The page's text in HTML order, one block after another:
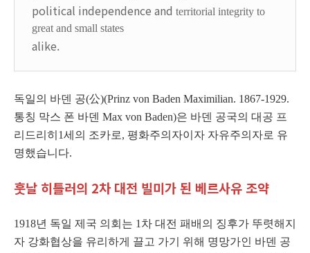
political independence and territorial integrity to
great and small states
alike.
독일의 바덴 공(公)(Prinz von Baden Maximilian. 1867-1929.
통칭 막스 폰 바덴 Max von Baden)은 바덴 공국의 대공 프
리드리히1세의 조카로, 평화주의자이자 자유주의자로 유
명했습니다.
훗날 히틀러의 2차 대전 빌미가 된 베르사유 조약
1918년 독일 제국 의회는 1차 대전 패배의 징후가 뚜렷해지
자 강화협상을 유리하게 끌고 가기 위해 명망가인 바덴 공